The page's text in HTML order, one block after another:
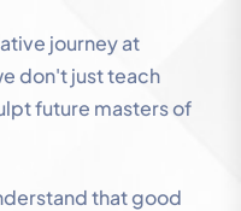
journey at
don't just teach
future masters of
that good